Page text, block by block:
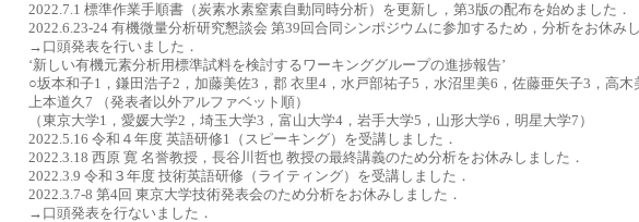
2022.7.1 標準作業手順書（炭素水素窒素自動同時分析）を更新し，第3版の配布を始めました．
2022.6.23-24 有機微量分析研究懇談会 第39回合同シンポジウムに参加するため，分析をお休みし
→口頭発表を行いました．
‘新しい有機元素分析用標準試料を検討するワーキンググループの進捗報告’
○坂本和子1，鎌田浩子2，加藤美佐3，郡 衣里4，水戸部祐子5，水沼里美6，佐藤亜矢子3，高木
上本道久7 （発表者以外アルファベット順）
（東京大学1，愛媛大学2，埼玉大学3，富山大学4，岩手大学5，山形大学6，明星大学7）
2022.5.16 令和４年度 英語研修1（スピーキング）を受講しました．
2022.3.18 西原 寛 名誉教授，長谷川哲也 教授の最終講義のため分析をお休みしました．
2022.3.9 令和３年度 技術英語研修（ライティング）を受講しました．
2022.3.7-8 第4回 東京大学技術発表会のため分析をお休みしました．
→口頭発表を行ないました．